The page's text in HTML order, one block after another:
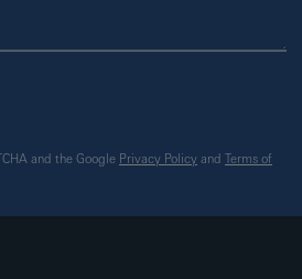
and the Google Privacy Policy and Terms of